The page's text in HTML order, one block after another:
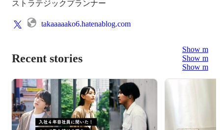
ストラテジックプランナー
takaaaaako6.hatenablog.com
Recent stories
Show more
Show more
Show more